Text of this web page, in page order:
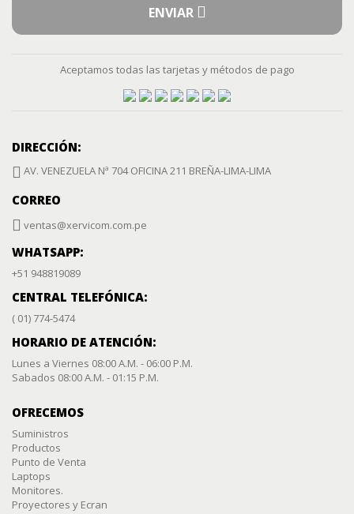
ENVIAR
Aceptamos todas las tarjetas y métodos de pago
DIRECCIÓN:
AV. VENEZUELA Nª 704 OFICINA 211 BREÑA-LIMA-LIMA
CORREO
ventas@xervicom.com.pe
WHATSAPP:
+51 948819089
CENTRAL TELEFÓNICA:
( 01) 774-5474
HORARIO DE ATENCIÓN:
Lunes a Viernes 08:00 A.M. - 06:00 P.M.
Sabados 08:00 A.M. - 01:15 P.M.
OFRECEMOS
Suministros
Productos
Punto de Venta
Laptops
Monitores.
Proyectores y Ecran